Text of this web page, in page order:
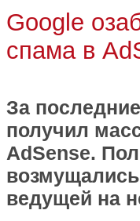
Google
спама в
За
получил
AdSense.
ведущей на